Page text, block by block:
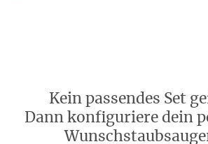
Kein passendes Set
Dann konfiguriere dein